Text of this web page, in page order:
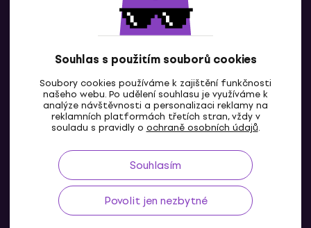
Souhlas s použitím souborů cookies
Soubory cookies používáme k zajištění funkčnosti
našeho webu. Po udělení souhlasu je využíváme k
analýze návštěvnosti a personalizaci reklamy na
reklamních platformách třetích stran, vždy v
souladu s pravidly o ochraně osobních údajů.
Souhlasím
Povolit jen nezbytné
CZ